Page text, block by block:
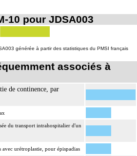
10 pour JDSA003
générée à partir des statistiques du PMSI français
associés à
de continence, par
du transport intrahospitalier d'un
urétroplastie, pour épispadias